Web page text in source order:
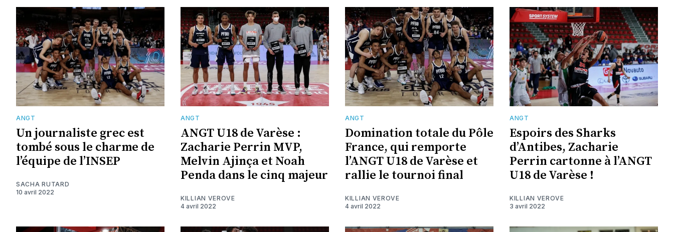
ANGT
Un journaliste grec est
tombé sous le charme de
l’équipe de l’INSEP
SACHA RUTARD
10 avril 2022
ANGT
ANGT U18 de Varèse :
Zacharie Perrin MVP,
Melvin Ajinça et Noah
Penda dans le cinq majeur
KILLIAN VEROVE
4 avril 2022
ANGT
Domination totale du Pôle
France, qui remporte
l’ANGT U18 de Varèse et
rallie le tournoi final
KILLIAN VEROVE
4 avril 2022
ANGT
Espoirs des Sharks
d’Antibes, Zacharie
Perrin cartonne à l’ANGT
U18 de Varèse !
KILLIAN VEROVE
3 avril 2022